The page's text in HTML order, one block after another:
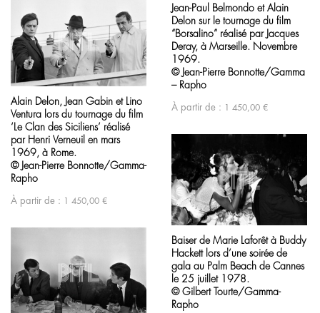
Jean-Paul Belmondo et Alain
Delon sur le tournage du film
“Borsalino” réalisé par Jacques
Deray, à Marseille. Novembre
1969.
© Jean-Pierre Bonnotte/Gamma
– Rapho
À partir de : 1 450,00 €
Alain Delon, Jean Gabin et Lino
Ventura lors du tournage du film
‘Le Clan des Siciliens’ réalisé
par Henri Verneuil en mars
1969, à Rome.
© Jean-Pierre Bonnotte/Gamma-
Rapho
À partir de : 1 450,00 €
Baiser de Marie Laforêt à Buddy
Hackett lors d’une soirée de
gala au Palm Beach de Cannes
le 25 juillet 1978.
© Gilbert Tourte/Gamma-
Rapho